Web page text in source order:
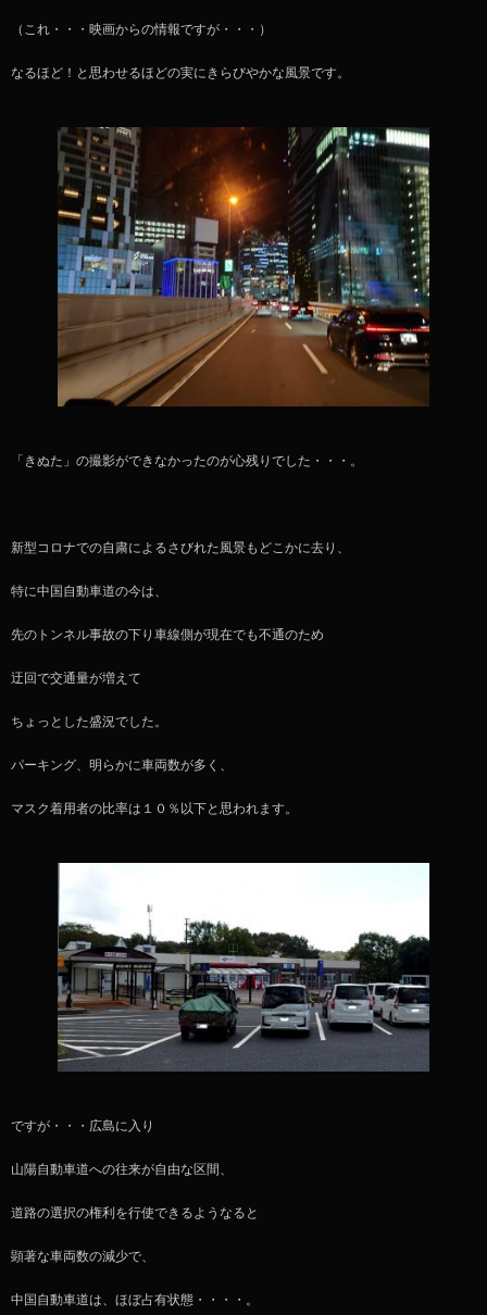
（これ・・・映画からの情報ですが・・・）
なるほど！と思わせるほどの実にきらびやかな風景です。
「きぬた」の撮影ができなかったのが心残りでした・・・。
新型コロナでの自粛によるさびれた風景もどこかに去り、
特に中国自動車道の今は、
先のトンネル事故の下り車線側が現在でも不通のため
迂回で交通量が増えて
ちょっとした盛況でした。
パーキング、明らかに車両数が多く、
マスク着用者の比率は１０％以下と思われます。
ですが・・・広島に入り
山陽自動車道への往来が自由な区間、
道路の選択の権利を行使できるようなると
顕著な車両数の減少で、
中国自動車道は、ほぼ占有状態・・・・。